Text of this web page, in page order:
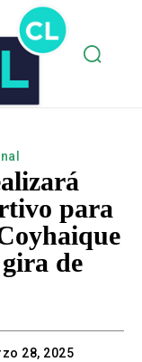
para
de
28, 2025